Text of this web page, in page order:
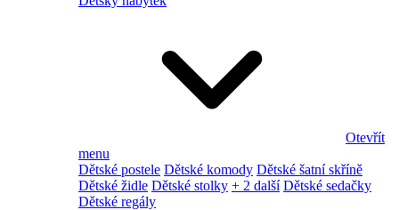
Otevřít
menu
Dětské postele Dětské komody Dětské šatní skříně
Dětské židle Dětské stolky + 2 další Dětské sedačky
Dětské regály